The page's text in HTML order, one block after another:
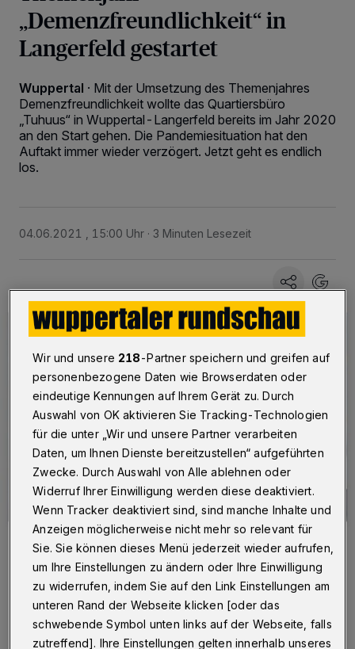
„Demenzfreundlichkeit“ in
Langerfeld gestartet
Wuppertal · Mit der Umsetzung des Themenjahres
Demenzfreundlichkeit wollte das Quartiersbüro
„Tuhuus“ in Wuppertal-Langerfeld bereits im Jahr 2020
an den Start gehen. Die Pandemiesituation hat den
Auftakt immer wieder verzögert. Jetzt geht es endlich
los.
04.06.2021 , 15:00 Uhr 3 Minuten Lesezeit
Das Quartiersbüro Tuhuus startet das Themenjahr
Demenzfreundlichkeit mit einer Plakat- und Postkartenaktion.
Foto: Quartiersbüro Tuhuus
Wir und unsere 218-Partner speichern und greifen auf
personenbezogene Daten wie Browserdaten oder
eindeutige Kennungen auf Ihrem Gerät zu. Durch
Auswahl von OK aktivieren Sie Tracking-Technologien
für die unter „Wir und unsere Partner verarbeiten
Daten, um Ihnen Dienste bereitzustellen“ aufgeführten
Zwecke. Durch Auswahl von Alle ablehnen oder
Widerruf Ihrer Einwilligung werden diese deaktiviert.
Wenn Tracker deaktiviert sind, sind manche Inhalte und
Anzeigen möglicherweise nicht mehr so relevant für
Sie. Sie können dieses Menü jederzeit wieder aufrufen,
um Ihre Einstellungen zu ändern oder Ihre Einwilligung
zu widerrufen, indem Sie auf den Link Einstellungen am
unteren Rand der Webseite klicken [oder das
schwebende Symbol unten links auf der Webseite, falls
zutreffend]. Ihre Einstellungen gelten innerhalb unseres